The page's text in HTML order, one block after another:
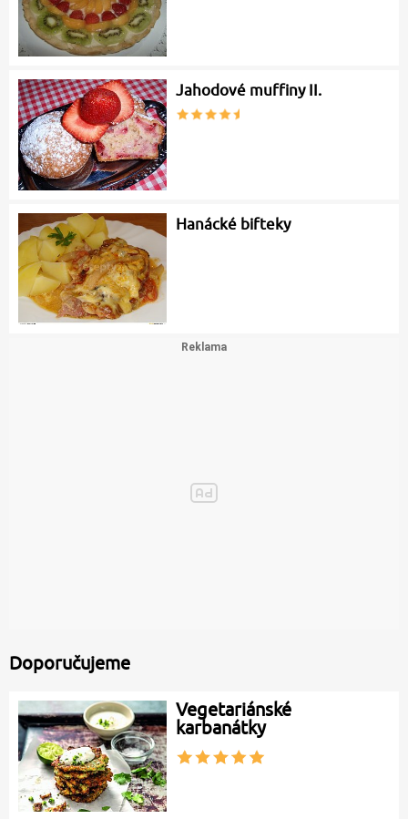
Jahodové muffiny II.
Hanácké bifteky
Doporučujeme
Vegetariánské
karbanátky